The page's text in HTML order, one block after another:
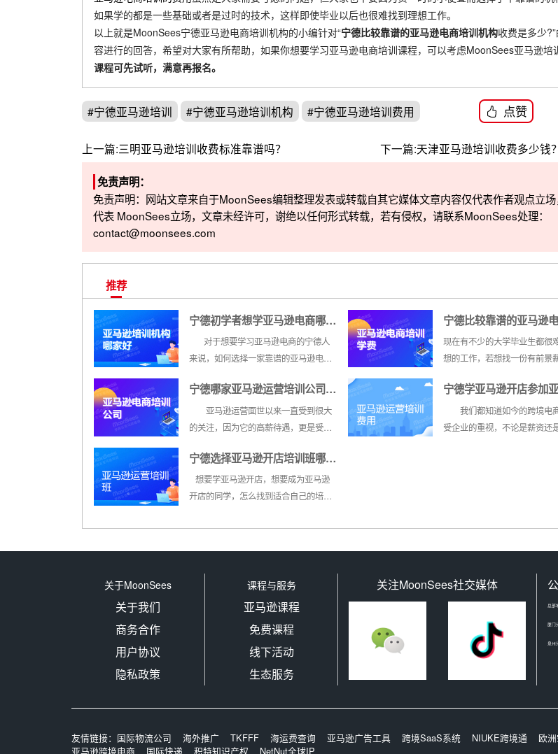
如果学的都是一些基础或者是过时的技术，这样即使毕业以后也很难找到理想工作。
以上就是MoonSees宁德亚马逊电商培训机构的小编针对“宁德比较靠谱的亚马逊电商培训机构收费是多少
容进行的回答，希望对大家有所帮助，如果你想要学习亚马逊电商培训课程，可以考虑MoonSees亚马逊培
课程可先试听，满意再报名。
#宁德亚马逊培训 #宁德亚马逊培训机构 #宁德亚马逊培训费用 点赞
上一篇:三明亚马逊培训收费标准靠谱吗？ 下一篇:天津亚马逊培训收费多少钱
免责声明：
免责声明：网站文章来自于MoonSees编辑整理发表或转载自其它媒体文章内容仅代表作者观点立
代表 MoonSees立场，文章未经许可，谢绝以任何形式转载，若有侵权，请联系MoonSees处理：
contact@moonsees.com
推荐
宁德初学者想学亚马逊电商哪个
培训机构能选择呢？
对于想要学习亚马逊电商的宁德人
来说，如何选择一家靠谱的亚马逊电商
事。，那么宁德初学者想学亚马逊电商
哪个培训机构能选择呢？这个问题就由
小编来为大家解答。 初学者该怎么
宁德比较靠谱的亚马逊
机构学费是多少
现在有不少的大学毕业生都很
想的工作，若想找一份有前景
亚马逊电商运营是一个不错的
想学习亚马逊电商技术，还是
到专业的亚马逊电商培训机构
宁德哪家亚马逊运营培训公司
好？专业吗
亚马逊运营面世以来一直受到很大
的关注，因为它的高薪待遇，更是受到
也不再断进行更新，发展至今也未跌落
神坛。如今随便找份亚马逊运营运营的
工作薪资都能轻松过万，因此而吸引着
学...
宁德学亚马逊开店参加
店培训班费用多少？
我们都知道如今的跨境电
受企业的重视，不论是薪资还
亚...
宁德选择亚马逊开店培训班哪个
比较好
想要学亚马逊开店，想要成为亚马逊
开店的同学，怎么找到适合自己的培训
马逊开店培训众多，面对那么多的培训
么宁德亚马逊开店培训班哪个好呢？...
关于MoonSees
关于我们
商务合作
用户协议
隐私政策
课程与服务
亚马逊课程
免费课程
线下活动
生态服务
关注MoonSees社交媒体
总部
厦门
泉州
友情链接： 国际物流公司 海外推广 TKFFF 海运费查询 亚马逊广告工具 跨境SaaS系统 NIUKE跨境通 欧
亚马逊跨境电商
国际快递 积特知识产权 NetNut全球IP